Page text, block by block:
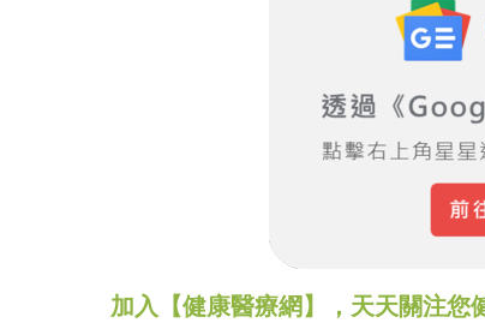
加入【健康醫療網】，天天關注